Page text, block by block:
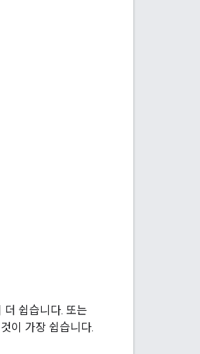
더 쉽습니다. 또는
이 가장 쉽습니다.